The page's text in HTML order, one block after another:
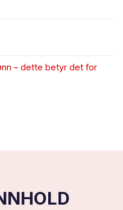
– dette betyr det for